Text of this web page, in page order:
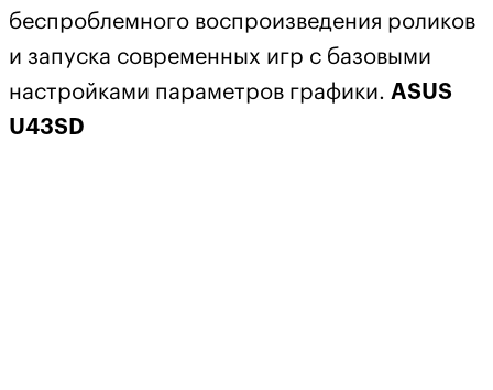
беспроблемного воспроизведения роликов
и запуска современных игр с базовыми
настройками параметров графики. ASUS
U43SD